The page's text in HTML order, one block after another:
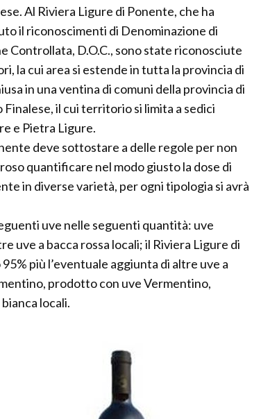
Al Riviera Ligure di Ponente, che ha
il riconoscimenti di Denominazione di
Controllata, D.O.C., sono state riconosciute
la cui area si estende in tutta la provincia di
in una ventina di comuni della provincia di
Finalese, il cui territorio si limita a sedici
e Pietra Ligure.
deve sottostare a delle regole per non
quantificare nel modo giusto la dose di
in diverse varietà, per ogni tipologia si avrà
uve nelle seguenti quantità: uve
uve a bacca rossa locali; il Riviera Ligure di
più l’eventuale aggiunta di altre uve a
prodotto con uve Vermentino,
locali.